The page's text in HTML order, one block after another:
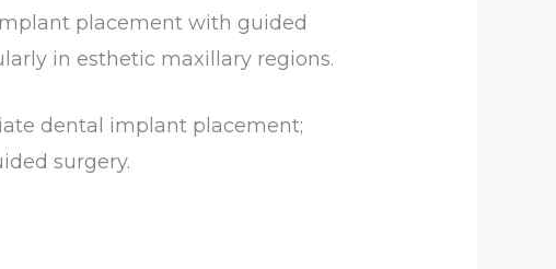
placement with guided
in esthetic maxillary regions.
dental implant placement;
surgery.